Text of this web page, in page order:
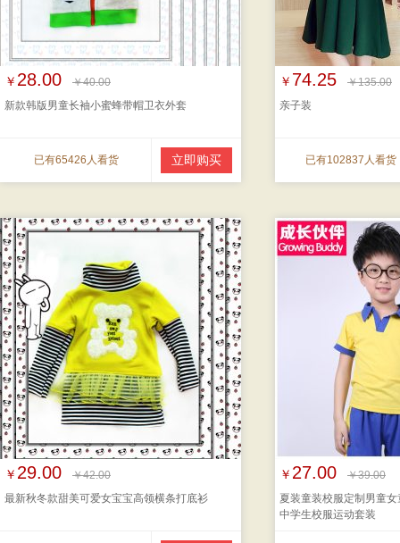
￥ 28.00
￥40.00
新款韩版男童长袖小蜜蜂带帽卫衣外套
已有65426人看货 立即购买
￥ 74.25
￥135.00
亲子装
已有102837人看货
￥ 29.00
￥42.00
最新秋冬款甜美可爱女宝宝高领横条打底衫
￥ 27.00
￥39.00
夏装童装校服定制男童
中学生校服运动套装